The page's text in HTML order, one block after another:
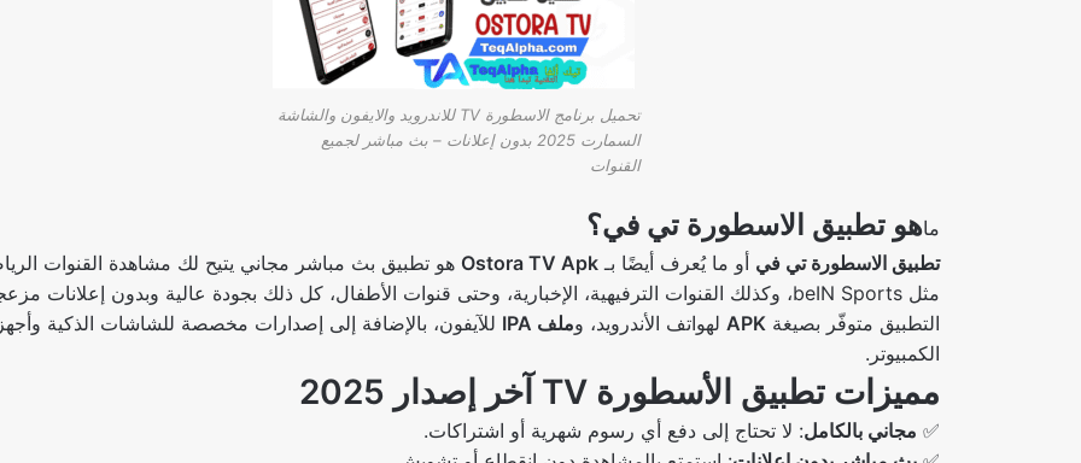
تحميل برنامج الاسطورة TV للاندرويد والايفون والشاشة
السمارت 2025 بدون إعلانات – بث مباشر لجميع
القنوات
ماهو تطبيق الاسطورة تي في؟
تطبيق الاسطورة تي في أو ما يُعرف أيضًا بـ Ostora TV Apk هو تطبيق بث مباشر مجاني يتيح لك مشاهدة القنوات
مثل beIN Sports، وكذلك القنوات الترفيهية، الإخبارية، وحتى قنوات الأطفال، كل ذلك بجودة عالية وبدون إعلانات مزعجة.
التطبيق متوفّر بصيغة APK لهواتف الأندرويد، وملف IPA
للآيفون، بالإضافة إلى إصدارات مخصصة للشاشات الذكية
الكمبيوتر.
مميزات تطبيق الأسطورة TV آخر إصدار 2025
✅ مجاني بالكامل: لا تحتاج إلى دفع أي رسوم شهرية أو اشتراكات.